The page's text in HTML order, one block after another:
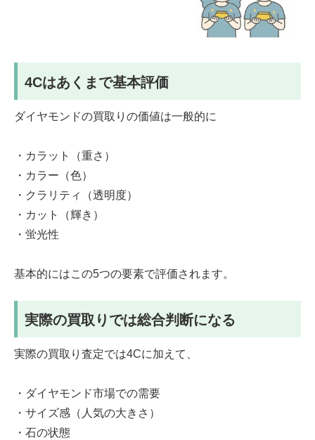
4Cはあくまで基本評価
ダイヤモンドの買取りの価値は一般的に
・カラット（重さ）
・カラー（色）
・クラリティ（透明度）
・カット（輝き）
・蛍光性
基本的にはこの5つの要素で評価されます。
実際の買取りでは総合判断になる
実際の買取り査定では4Cに加えて、
・ダイヤモンド市場での需要
・サイズ感（人気の大きさ）
・石の状態